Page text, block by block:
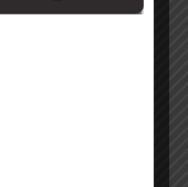
culture générale et